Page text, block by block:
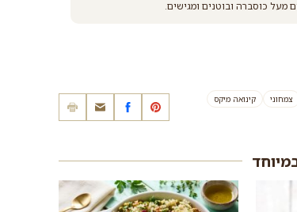
כוסברה ובוטנים ומגישים.
צמחוני
קינואה מיקס